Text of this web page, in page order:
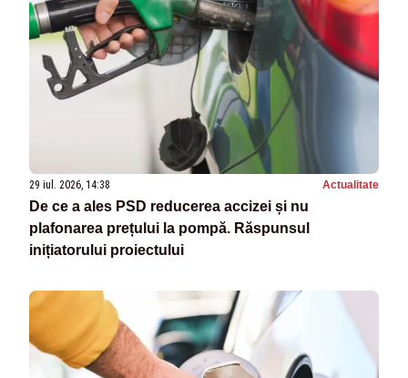
29 iul. 2026, 14:38 Actualitate
De ce a ales PSD reducerea accizei și nu
plafonarea prețului la pompă. Răspunsul
inițiatorului proiectului